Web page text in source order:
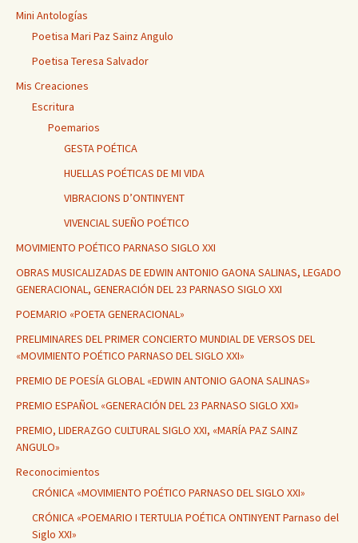
Mini Antologías
Poetisa Mari Paz Sainz Angulo
Poetisa Teresa Salvador
Mis Creaciones
Escritura
Poemarios
GESTA POÉTICA
HUELLAS POÉTICAS DE MI VIDA
VIBRACIONS D’ONTINYENT
VIVENCIAL SUEÑO POÉTICO
MOVIMIENTO POÉTICO PARNASO SIGLO XXI
OBRAS MUSICALIZADAS DE EDWIN ANTONIO GAONA SALINAS, LEGADO
GENERACIONAL, GENERACIÓN DEL 23 PARNASO SIGLO XXI
POEMARIO «POETA GENERACIONAL»
PRELIMINARES DEL PRIMER CONCIERTO MUNDIAL DE VERSOS DEL
«MOVIMIENTO POÉTICO PARNASO DEL SIGLO XXI»
PREMIO DE POESÍA GLOBAL «EDWIN ANTONIO GAONA SALINAS»
PREMIO ESPAÑOL «GENERACIÓN DEL 23 PARNASO SIGLO XXI»
PREMIO, LIDERAZGO CULTURAL SIGLO XXI, «MARÍA PAZ SAINZ
ANGULO»
Reconocimientos
CRÓNICA «MOVIMIENTO POÉTICO PARNASO DEL SIGLO XXI»
CRÓNICA «POEMARIO I TERTULIA POÉTICA ONTINYENT Parnaso del
Siglo XXI»